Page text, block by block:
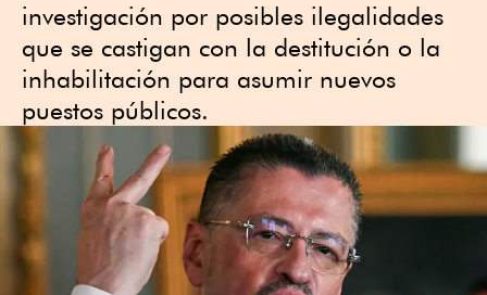
investigación por posibles ilegalidades
que se castigan con la destitución o la
inhabilitación para asumir nuevos
puestos públicos.